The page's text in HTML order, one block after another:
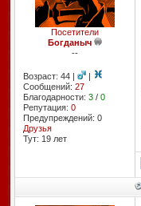
Посетители
Богданыч
--
Возраст: 44 |
|
Сообщений: 27
Благодарности: 3/ 0
Репутация: 0
Предупреждений: 0
Друзья
Тут: 19 лет